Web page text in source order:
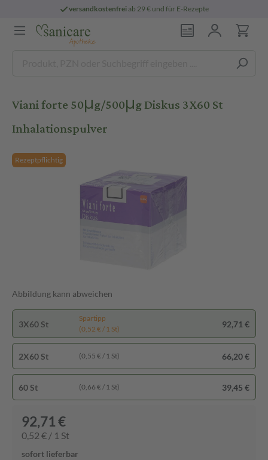
versandkostenfreiab 29 € und für E-Rezepte
Viani forte 50μg/500μg Diskus 3X60 St
Inhalationspulver
Rezeptpflichtig
Abbildung kann abweichen
3X60 St
Spartipp
(0,52 € / 1 St)
92,71 €
2X60 St (0,55 € / 1 St) 66,20 €
60 St (0,66 € / 1 St) 39,45 €
92,71 €
0,52 € / 1 St
sofort lieferbar